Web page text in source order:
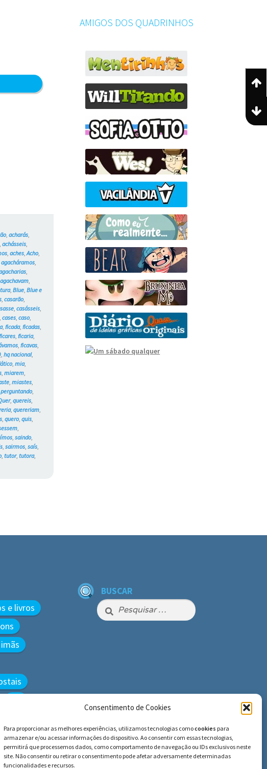
Consentimento de Cookies
Para proporcionar as melhores experiências, utilizamos tecnologias comocookies para
armazenar e/ou acessar informações do dispositivo. Ao consentir com essas tecnologias,
permitirá que processemos dados, como comportamento de navegação ou IDs exclusivos neste
site. Não consentir ou retirar o consentimento pode afetar adversamente determinadas
funcionalidades e recursos.
,acharás
,achásseis
,aches ,Acho,
,agacháramos
agachavam
,Blue ,Blue e
,casarão,
,casásseis
,cases ,caso,
,ficada,ficadas
,ficaria,
,ficavas
,hq nacional,
,mia,
,miarem
,miastes
perguntando,
,quereis
,quereriam
,quero,quis
,saindo,
,sairmos ,saís
,tutor,tutora,
AMIGOS DOS QUADRINHOS
e livros
BUSCAR
Pesquisar
por:
gatos!